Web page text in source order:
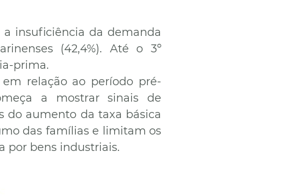
insuficiência da demanda
(42,4%). Até o 3º
prima.
relação ao período pré-
a mostrar sinais de
do aumento da taxa básica
das famílias e limitam os
por bens industriais.